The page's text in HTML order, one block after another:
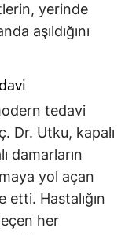
yerinde
aşıldığını
tedavi
Dr. Utku, kapalı
damarların
yol açan
etti. Hastalığın
her